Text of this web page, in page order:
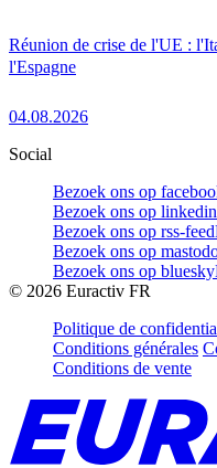
Réunion de crise de l'UE :
l'Espagne
04.08.2026
Social
Bezoek ons op
Bezoek ons op linkedin
Bezoek ons op rss-feed
Bezoek ons op
Bezoek ons op bluesky
© 2026 Euractiv FR
Politique de
Conditions générales
Conditions de vente